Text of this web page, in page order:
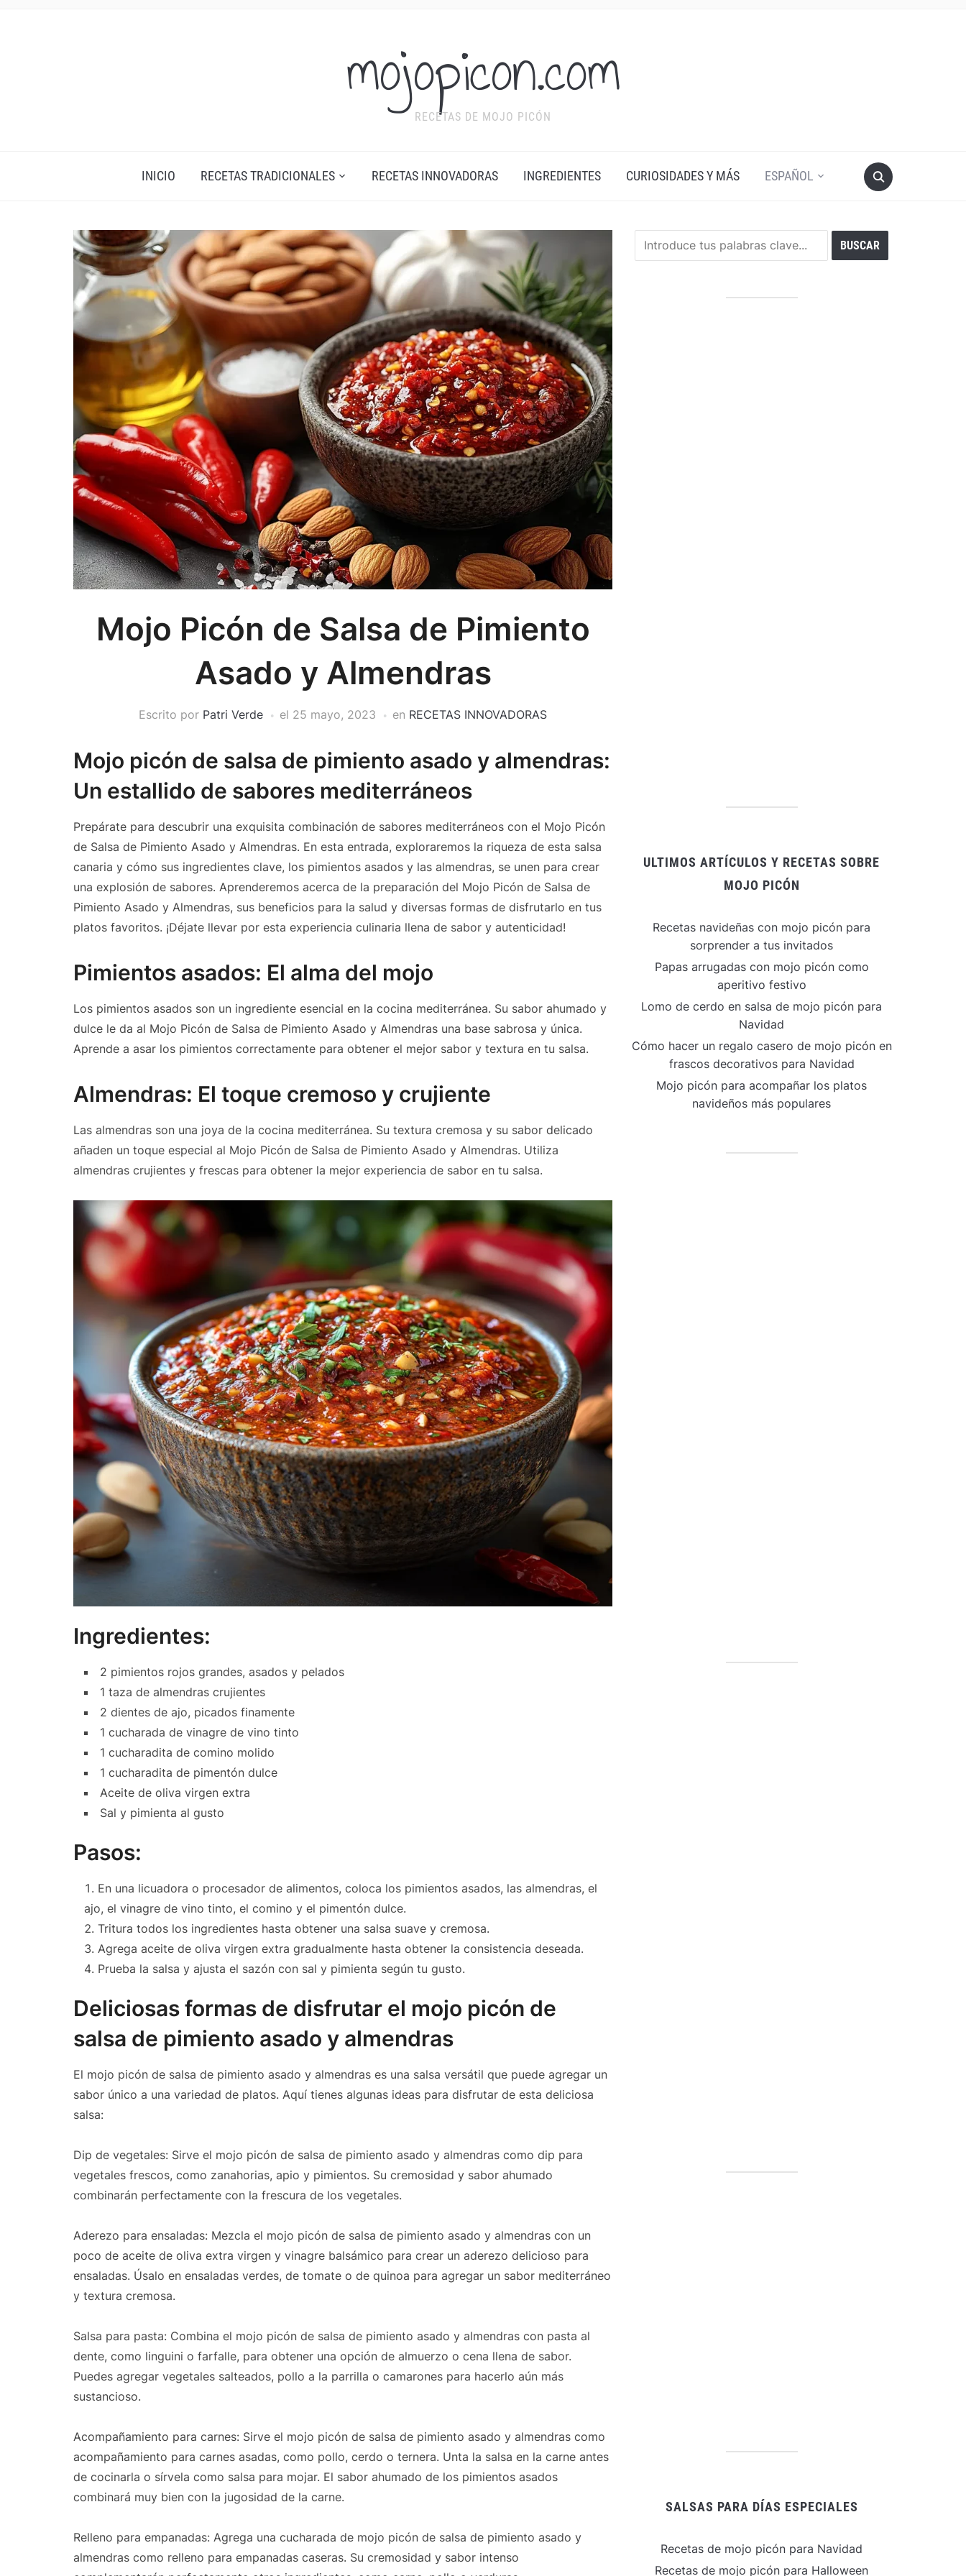
mojopicon.com
RECETAS DE MOJO PICÓN
INICIO RECETAS TRADICIONALES RECETAS INNOVADORAS INGREDIENTES CURIOSIDADES Y MÁS ESPAÑOL
Mojo Picón de Salsa de Pimiento
Asado y Almendras
Escrito por Patri Verde el 25 mayo, 2023 en RECETAS INNOVADORAS
Mojo picón de salsa de pimiento asado y almendras:
Un estallido de sabores mediterráneos
Prepárate para descubrir una exquisita combinación de sabores mediterráneos con el Mojo Picón
de Salsa de Pimiento Asado y Almendras. En esta entrada, exploraremos la riqueza de esta salsa
canaria y cómo sus ingredientes clave, los pimientos asados y las almendras, se unen para crear
una explosión de sabores. Aprenderemos acerca de la preparación del Mojo Picón de Salsa de
Pimiento Asado y Almendras, sus beneficios para la salud y diversas formas de disfrutarlo en tus
platos favoritos. ¡Déjate llevar por esta experiencia culinaria llena de sabor y autenticidad!
Pimientos asados: El alma del mojo
Los pimientos asados son un ingrediente esencial en la cocina mediterránea. Su sabor ahumado y
dulce le da al Mojo Picón de Salsa de Pimiento Asado y Almendras una base sabrosa y única.
Aprende a asar los pimientos correctamente para obtener el mejor sabor y textura en tu salsa.
Almendras: El toque cremoso y crujiente
Las almendras son una joya de la cocina mediterránea. Su textura cremosa y su sabor delicado
añaden un toque especial al Mojo Picón de Salsa de Pimiento Asado y Almendras. Utiliza
almendras crujientes y frescas para obtener la mejor experiencia de sabor en tu salsa.
Ingredientes:
2 pimientos rojos grandes, asados y pelados
1 taza de almendras crujientes
2 dientes de ajo, picados finamente
1 cucharada de vinagre de vino tinto
1 cucharadita de comino molido
1 cucharadita de pimentón dulce
Aceite de oliva virgen extra
Sal y pimienta al gusto
Pasos:
En una licuadora o procesador de alimentos, coloca los pimientos asados, las almendras, el
ajo, el vinagre de vino tinto, el comino y el pimentón dulce.
Tritura todos los ingredientes hasta obtener una salsa suave y cremosa.
Agrega aceite de oliva virgen extra gradualmente hasta obtener la consistencia deseada.
Prueba la salsa y ajusta el sazón con sal y pimienta según tu gusto.
Deliciosas formas de disfrutar el mojo picón de
salsa de pimiento asado y almendras
El mojo picón de salsa de pimiento asado y almendras es una salsa versátil que puede agregar un
sabor único a una variedad de platos. Aquí tienes algunas ideas para disfrutar de esta deliciosa
salsa:
Dip de vegetales: Sirve el mojo picón de salsa de pimiento asado y almendras como dip para
vegetales frescos, como zanahorias, apio y pimientos. Su cremosidad y sabor ahumado
combinarán perfectamente con la frescura de los vegetales.
Aderezo para ensaladas: Mezcla el mojo picón de salsa de pimiento asado y almendras con un
poco de aceite de oliva extra virgen y vinagre balsámico para crear un aderezo delicioso para
ensaladas. Úsalo en ensaladas verdes, de tomate o de quinoa para agregar un sabor mediterráneo
y textura cremosa.
Salsa para pasta: Combina el mojo picón de salsa de pimiento asado y almendras con pasta al
dente, como linguini o farfalle, para obtener una opción de almuerzo o cena llena de sabor.
Puedes agregar vegetales salteados, pollo a la parrilla o camarones para hacerlo aún más
sustancioso.
Acompañamiento para carnes: Sirve el mojo picón de salsa de pimiento asado y almendras como
acompañamiento para carnes asadas, como pollo, cerdo o ternera. Unta la salsa en la carne antes
de cocinarla o sírvela como salsa para mojar. El sabor ahumado de los pimientos asados
combinará muy bien con la jugosidad de la carne.
Relleno para empanadas: Agrega una cucharada de mojo picón de salsa de pimiento asado y
almendras como relleno para empanadas caseras. Su cremosidad y sabor intenso
ULTIMOS ARTÍCULOS Y RECETAS SOBRE
MOJO PICÓN
Recetas navideñas con mojo picón para
sorprender a tus invitados
Papas arrugadas con mojo picón como
aperitivo festivo
Lomo de cerdo en salsa de mojo picón para
Navidad
Cómo hacer un regalo casero de mojo picón en
frascos decorativos para Navidad
Mojo picón para acompañar los platos
navideños más populares
SALSAS PARA DÍAS ESPECIALES
Recetas de mojo picón para Navidad
Recetas de mojo picón para Halloween